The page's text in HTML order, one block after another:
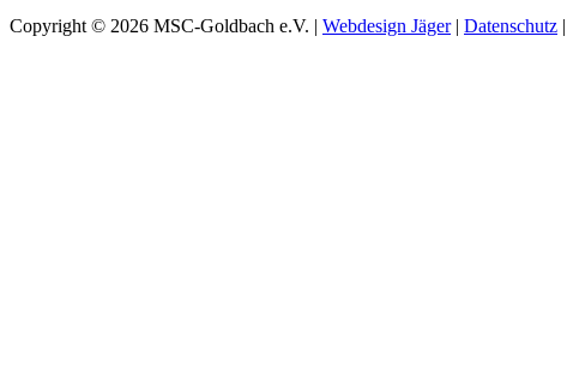
Copyright © 2026 MSC-Goldbach e.V. | Webdesign Jäger| Datenschutz |